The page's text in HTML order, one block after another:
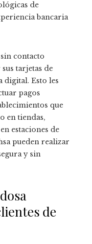
de
bancaria
contacto
tarjetas de
digital. Esto les
pagos
que
en tiendas,
estaciones de
pueden realizar
y sin
de